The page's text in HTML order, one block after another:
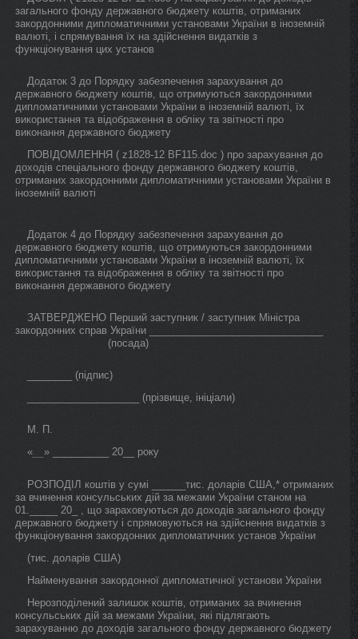
загального фонду державного бюджету коштів, отриманих
закордонними дипломатичними установами України в іноземній
валюті, і спрямування їх на здійснення видатків з
функціонування цих установ
Додаток 3 до Порядку забезпечення зарахування до
державного бюджету коштів, що отримуються закордонними
дипломатичними установами України в іноземній валюті, їх
використання та відображення в обліку та звітності про
виконання державного бюджету
ПОВІДОМЛЕННЯ ( z1828-12 BF115.doc ) про зарахування до
доходів спеціального фонду державного бюджету коштів,
отриманих закордонними дипломатичними установами України в
іноземній валюті
Додаток 4 до Порядку забезпечення зарахування до
державного бюджету коштів, що отримуються закордонними
дипломатичними установами України в іноземній валюті, їх
використання та відображення в обліку та звітності про
виконання державного бюджету
ЗАТВЕРДЖЕНО Перший заступник / заступник Міністра
закордонних справ України _______________________________
(посада)
________ (підпис)
____________________ (прізвище, ініціали)
М. П.
«
» __________ 20__ року
РОЗПОДІЛ коштів у сумі ______тис. доларів США,* отриманих
за вчинення консульських дій за межами України станом на
01._____ 20_ , що зараховуються до доходів загального фонду
державного бюджету і спрямовуються на здійснення видатків з
функціонування закордонних дипломатичних установ України
(тис. доларів США)
Найменування закордонної дипломатичної установи України
Нерозподілений залишок коштів, отриманих за вчинення
консульських дій за межами України, які підлягають
зарахуванню до доходів загального фонду державного бюджету